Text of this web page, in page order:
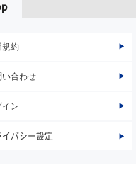
規約
い合わせ
イン
イバシー設定